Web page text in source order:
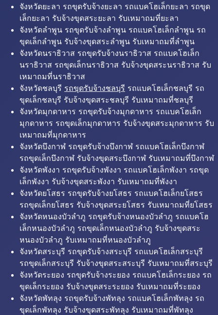
จังหวัดยะลา รถขุดรับจ้างยะลา รถแบคโฮเล็กยะลา รถขุด
เล็กยะลา รับจ้างขุดสระยะลา รับเหมาถมที่ยะลา
จังหวัดลำพูน รถขุดรับจ้างลำพูน รถแบคโฮเล็กลำพูน รถ
ขุดเล็กลำพูน รับจ้างขุดสระลำพูน รับเหมาถมที่ลำพูน
จังหวัดนราธิวาส รถขุดรับจ้างนราธิวาส รถแบคโฮเล็ก
นราธิวาส รถขุดเล็กนราธิวาส รับจ้างขุดสระนราธิวาส รับ
เหมาถมที่นราธิวาส
จังหวัดชลบุรี รถขุดรับจ้างชลบุรี รถแบคโฮเล็กชลบุรี รถ
ขุดเล็กชลบุรี รับจ้างขุดสระชลบุรี รับเหมาถมที่ชลบุรี
จังหวัดมุกดาหาร รถขุดรับจ้างมุกดาหาร รถแบคโฮเล็ก
มุกดาหาร รถขุดเล็กมุกดาหาร รับจ้างขุดสระมุกดาหาร รับ
เหมาถมที่มุกดาหาร
จังหวัดบึงกาฬ รถขุดรับจ้างบึงกาฬ รถแบคโฮเล็กบึงกาฬ
รถขุดเล็กบึงกาฬ รับจ้างขุดสระบึงกาฬ รับเหมาถมที่บึงกาฬ
จังหวัดพังงา รถขุดรับจ้างพังงา รถแบคโฮเล็กพังงา รถขุด
เล็กพังงา รับจ้างขุดสระพังงา รับเหมาถมที่พังงา
จังหวัดยโสธร รถขุดรับจ้างยโสธร รถแบคโฮเล็กยโสธร
รถขุดเล็กยโสธร รับจ้างขุดสระยโสธร รับเหมาถมที่ยโสธร
จังหวัดหนองบัวลำภู รถขุดรับจ้างหนองบัวลำภู รถแบคโฮ
เล็กหนองบัวลำภู รถขุดเล็กหนองบัวลำภู รับจ้างขุดสระ
หนองบัวลำภู รับเหมาถมที่หนองบัวลำภู
จังหวัดสระบุรี รถขุดรับจ้างสระบุรี รถแบคโฮเล็กสระบุรี
รถขุดเล็กสระบุรี รับจ้างขุดสระสระบุรี รับเหมาถมที่สระบุรี
จังหวัดระยอง รถขุดรับจ้างระยอง รถแบคโฮเล็กระยอง รถ
ขุดเล็กระยอง รับจ้างขุดสระระยอง รับเหมาถมที่ระยอง
จังหวัดพัทลุง รถขุดรับจ้างพัทลุง รถแบคโฮเล็กพัทลุง รถ
ขุดเล็กพัทลุง รับจ้างขุดสระพัทลุง รับเหมาถมที่พัทลุง